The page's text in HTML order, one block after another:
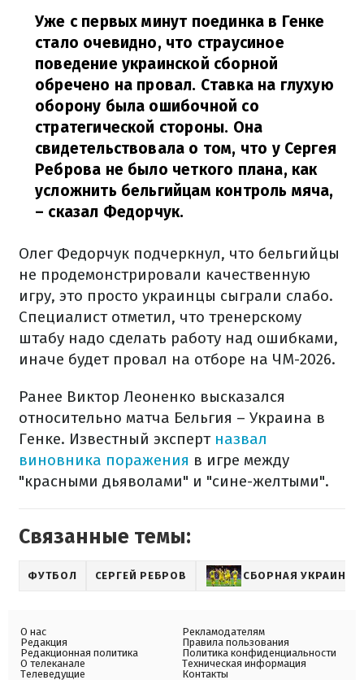
Уже с первых минут поединка в Генке
стало очевидно, что страусиное
поведение украинской сборной
обречено на провал. Ставка на глухую
оборону была ошибочной со
стратегической стороны. Она
свидетельствовала о том, что у Сергея
Реброва не было четкого плана, как
усложнить бельгийцам контроль мяча,
– сказал Федорчук.
Олег Федорчук подчеркнул, что бельгийцы
не продемонстрировали качественную
игру, это просто украинцы сыграли слабо.
Специалист отметил, что тренерскому
штабу надо сделать работу над ошибками,
иначе будет провал на отборе на ЧМ-2026.
Ранее Виктор Леоненко высказался
относительно матча Бельгия – Украина в
Генке. Известный эксперт назвал
виновника поражения в игре между
"красными дьяволами" и "сине-желтыми".
Связанные темы:
ФУТБОЛ СЕРГЕЙ РЕБРОВ СБОРНАЯ УКРАИНЫ
О нас
Редакция
Редакционная политика
О телеканале
Телеведущие
Рекламодателям
Правила пользования
Политика конфиденциальности
Техническая информация
Контакты